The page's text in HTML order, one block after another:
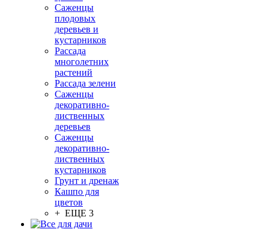
Саженцы
плодовых
деревьев и
кустарников
Рассада
многолетних
растений
Рассада зелени
Саженцы
декоративно-
лиственных
деревьев
Саженцы
декоративно-
лиственных
кустарников
Грунт и дренаж
Кашпо для
цветов
+ ЕЩЕ 3